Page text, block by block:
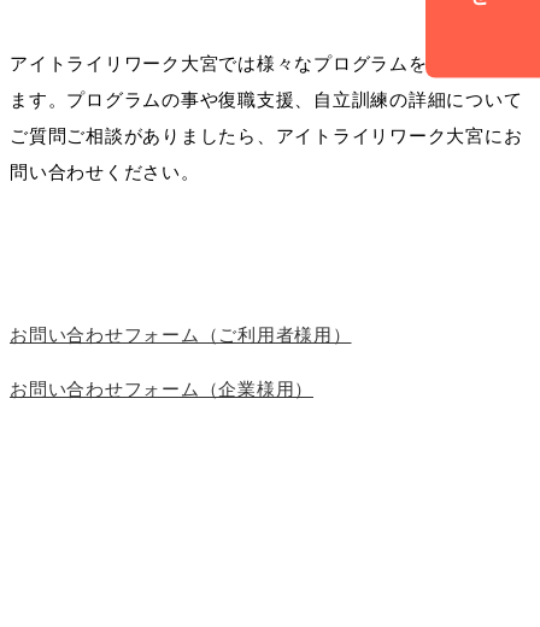
アイトライリワーク大宮では様々なプログラムを用意してい
ます。プログラムの事や復職支援、自立訓練の詳細について
ご質問ご相談がありましたら、アイトライリワーク大宮にお
問い合わせください。
お問い合わせフォーム（ご利用者様用）
お問い合わせフォーム（企業様用）